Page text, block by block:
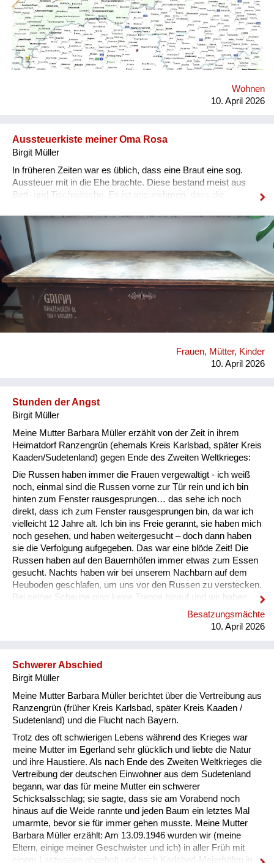
Wohnen
10. April 2026
Aussteuerkiste meiner Oma Rosa
Birgit Müller
In früheren Zeiten war es üblich, dass eine Braut eine sog.
Aussteuer mit in die Ehe brachte. Diese bestand meist aus
Bett- und Tischwäsche. Es ist anzunehmen, dass die
Generationen weitergereicht wurde. Die Beschriftung wurde
erst 1946 hinzugefügt, da meine Großeltern diese Kiste als
persönliches Gepäckstück bei der Vertreibung aus der Heimat
mitgeführt hatten. Heute befindet sich dieses einmalige
Erbstück im Besitz einer meiner Cousinen.
Frauen, Mütter, Kinder
10. April 2026
Stunden der Angst
Birgit Müller
Meine Mutter Barbara Müller erzählt von der Zeit in ihrem
Heimatdorf Ranzengrün (ehemals Kreis Karlsbad, später Kreis
Kaaden/Sudetenland) gegen Ende des Zweiten Weltkrieges:
Die Russen haben immer die Frauen vergewaltigt - ich weiß
noch, einmal sind die Russen vorne zur Tür rein und ich bin
hinten zum Fenster rausgesprungen… das sehe ich noch
direkt, dass ich zum Fenster rausgesprungen bin, da war ich
vielleicht 12 Jahre alt. Ich bin ins Freie gerannt, sie haben mich
noch gesehen, und haben weitergesucht – doch dann haben
sie die Verfolgung aufgegeben. Das war eine blöde Zeit! Die
Russen haben auf den Bauernhöfen immer etwas zum Essen
gesucht. Nachts haben wir bei unserem Nachbarn auf dem
Heuboden geschlafen, um uns vor den Russen zu verstecken.
Bei seiner Scheune ging keine Treppe hinauf und wir haben,
nachdem wir oben lagen, die Leiter mit hochgezogen, so dass
niemand zu uns hinaufkommen konnte. Dann waren die
Russen haben uns überall gesucht und immer wieder
geschrien: „Wo ist Matka“? (Wo ist das Mädchen?) Dann
haben sie die Schränke vorg...
Besatzungsmächte
10. April 2026
Schwerer Abschied
Birgit Müller
Meine Mutter Barbara Müller berichtet über die Vertreibung aus
Ranzengrün (früher Kreis Karlsbad, später Kreis Kaaden /
Sudetenland) und die Flucht nach Bayern.
Trotz des oft schwierigen Lebens während des Krieges war
meine Mutter im Egerland sehr glücklich und liebte die Natur
und ihre Haustiere. Als nach Ende des Zweiten Weltkrieges die
Vertreibung der deutschen Einwohner aus dem Sudetenland
begann, war das für meine Mutter ein schwerer
Schicksalsschlag; sie sagte, dass sie am Vorabend noch
hinaus auf die Weide rannte und jeden Baum ein letztes Mal
umarmte, bevor sie für immer gehen musste. Meine Mutter
Barbara Müller erzählt: Am 13.09.1946 wurden wir (meine
Eltern, einige meiner Geschwister und ich) in aller Früh mit
einem Lastwagen abgeholt und nach Karlsbad-Meierhöfen in